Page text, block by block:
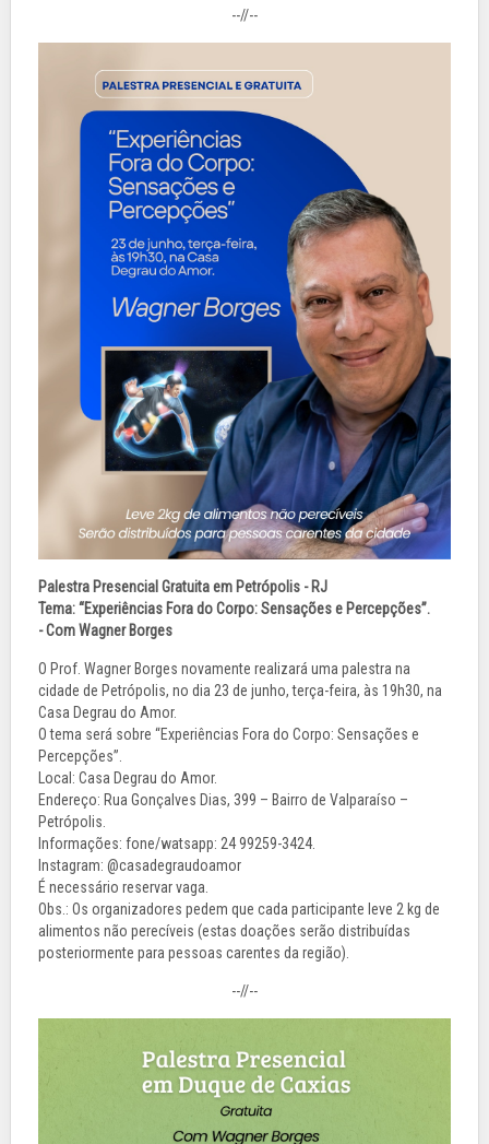
--//--
Palestra Presencial Gratuita em Petrópolis - RJ
Tema: “Experiências Fora do Corpo: Sensações e Percepções”.
- Com Wagner Borges
O Prof. Wagner Borges novamente realizará uma palestra na
cidade de Petrópolis, no dia 23 de junho, terça-feira, às 19h30, na
Casa Degrau do Amor.
O tema será sobre “Experiências Fora do Corpo: Sensações e
Percepções”.
Local: Casa Degrau do Amor.
Endereço: Rua Gonçalves Dias, 399 – Bairro de Valparaíso –
Petrópolis.
Informações: fone/watsapp: 24 99259-3424.
Instagram: @casadegraudoamor
É necessário reservar vaga.
Obs.: Os organizadores pedem que cada participante leve 2 kg de
alimentos não perecíveis (estas doações serão distribuídas
posteriormente para pessoas carentes da região).
--//--